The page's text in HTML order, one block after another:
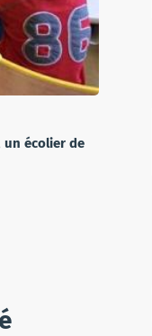
un écolier de